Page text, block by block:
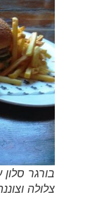
בורגר סלון
צלולה